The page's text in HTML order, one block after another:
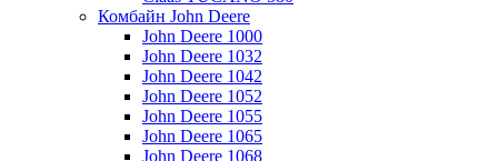
Комбайн John Deere
John Deere 1000
John Deere 1032
John Deere 1042
John Deere 1052
John Deere 1055
John Deere 1065
John Deere 1068